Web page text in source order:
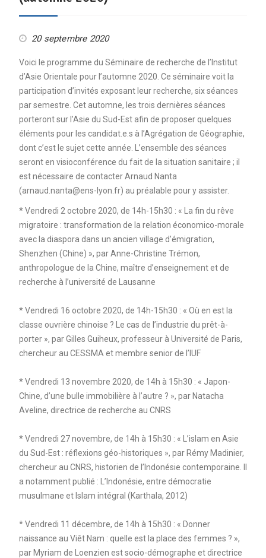
20 septembre 2020
Voici le programme du Séminaire de recherche de l’Institut
d’Asie Orientale pour l’automne 2020. Ce séminaire voit la
participation d’invités exposant leur recherche, six séances
par semestre. Cet automne, les trois dernières séances
porteront sur l’Asie du Sud-Est afin de proposer quelques
éléments pour les candidat.e.s à l’Agrégation de Géographie,
dont c’est le sujet cette année. L’ensemble des séances
seront en visioconférence du fait de la situation sanitaire ; il
est nécessaire de contacter Arnaud Nanta
(arnaud.nanta@ens-lyon.fr) au préalable pour y assister.
* Vendredi 2 octobre 2020, de 14h-15h30 : « La fin du rêve
migratoire : transformation de la relation économico-morale
avec la diaspora dans un ancien village d’émigration,
Shenzhen (Chine) », par Anne-Christine Trémon,
anthropologue de la Chine, maître d’enseignement et de
recherche à l’université de Lausanne
* Vendredi 16 octobre 2020, de 14h-15h30 : « Où en est la
classe ouvrière chinoise ? Le cas de l’industrie du prêt-à-
porter », par Gilles Guiheux, professeur à Université de Paris,
chercheur au CESSMA et membre senior de l’IUF
* Vendredi 13 novembre 2020, de 14h à 15h30 : « Japon-
Chine, d’une bulle immobilière à l’autre ? », par Natacha
Aveline, directrice de recherche au CNRS
* Vendredi 27 novembre, de 14h à 15h30 : « L’islam en Asie
du Sud-Est : réflexions géo-historiques », par Rémy Madinier,
chercheur au CNRS, historien de l’Indonésie contemporaine. Il
a notamment publié : L’Indonésie, entre démocratie
musulmane et Islam intégral (Karthala, 2012)
* Vendredi 11 décembre, de 14h à 15h30 : « Donner
naissance au Viêt Nam : quelle est la place des femmes ? »,
par Myriam de Loenzien est socio-démographe et directrice